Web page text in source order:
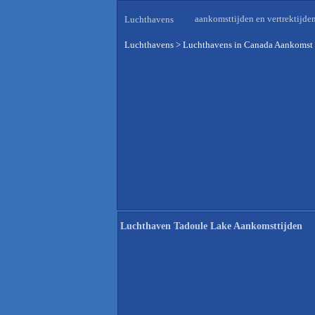
Luchthavens aankomsttijden en vertrektijden
Luchthavens > Luchthavens in Canada Aankomst
Luchthaven Tadoule Lake Aankomsttijden